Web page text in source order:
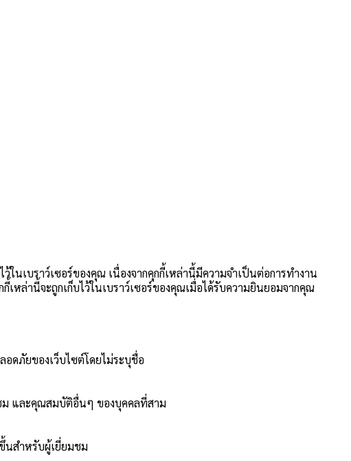
เบราว์เซอร์ของคุณ เนื่องจากคุกกี้เหล่านี้มีความจำเป็นต่อการทำงาน
หล่านี้จะถูกเก็บไว้ในเบราว์เซอร์ของคุณเมื่อได้รับความยินยอมจากคุณ
ดภัยของเว็บไซต์โดยไม่ระบุชื่อ
ม และคุณสมบัติอื่นๆ ของบุคคลที่สาม
นสำหรับผู้เยี่ยมชม